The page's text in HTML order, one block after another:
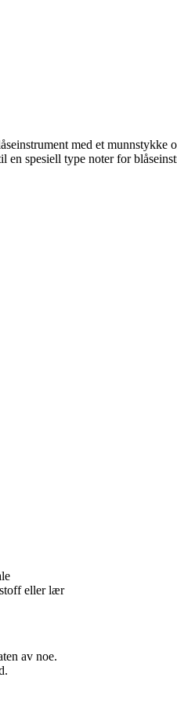
med et
spesiell type noter for
eller lær
av noe.